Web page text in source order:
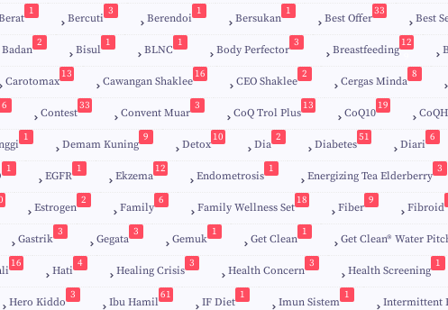
1
Bercuti
3
Berendoi
1
Bersukan
1
Best Offer
33
Best
2
Bisul
1
BLNC
1
Body Perfector
3
Breastfeeding
12
Carotomax
13
Cawangan Shaklee
16
CEO Shaklee
2
Cergas Minda
8
6
Contest
33
Convent Muar
3
CoQ Trol Plus
13
CoQ10
19
1
Demam Kuning
9
Detox
10
Dia
2
Diabetes
51
Diari
6
1
EGFR
1
Ekzema
12
Endometrosis
1
Energizing Tea Elderberry
3
Estrogen
2
Family
6
Family Wellness Set
18
Fiber
9
Fibroid
Gastrik
3
Gegata
3
Gemuk
1
Get Clean
1
Get Clean® Water
16
Hati
4
Healing Crisis
3
Health Concern
3
Health Screening
1
Hero Kiddo
3
Ibu Hamil
61
IF Diet
1
Imun Sistem
1
Intermittent